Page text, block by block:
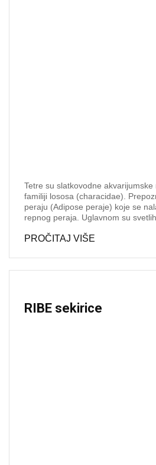
Tetre su slatkovodne
familiji lososa (characidae).
peraju (Adipose peraje) koje se
repnog peraja. Uglavnom su svetlih
PROČITAJ VIŠE
RIBE sekirice